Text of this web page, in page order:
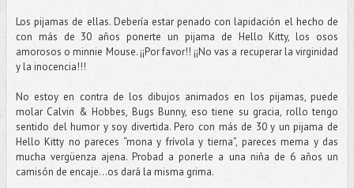
Los pijamas de ellas. Debería estar penado con lapidación el hecho de
con más de 30 años ponerte un pijama de Hello Kitty, los osos
amorosos o minnie Mouse. ¡¡Por favor!! ¡¡No vas a recuperar la virginidad
y la inocencia!!!
No estoy en contra de los dibujos animados en los pijamas, puede
molar Calvin & Hobbes, Bugs Bunny, eso tiene su gracia, rollo tengo
sentido del humor y soy divertida. Pero con más de 30 y un pijama de
Hello Kitty no pareces “mona y frívola y tierna”, pareces mema y das
mucha vergüenza ajena. Probad a ponerle a una niña de 6 años un
camisón de encaje...os dará la misma grima.